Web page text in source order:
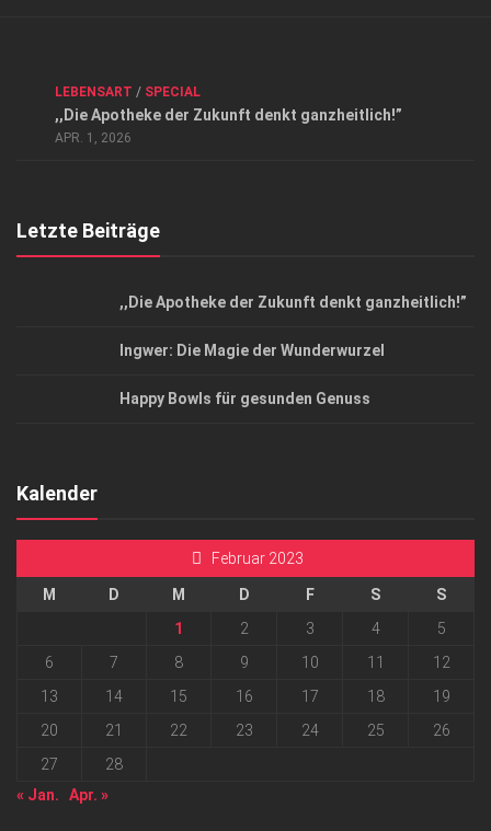
Datenschutzerklärung
Top Magazin Dresden / Ostsachsen
LEBENSART / SPECIAL
,,Die Apotheke der Zukunft denkt ganzheitlich!”
APR. 1, 2026
Letzte Beiträge
,,Die Apotheke der Zukunft denkt ganzheitlich!”
Ingwer: Die Magie der Wunderwurzel
Happy Bowls für gesunden Genuss
Kalender
Februar 2023
M D M D F S
S
1
2 3 4
5
6
7 8 9 10 11
12
13
14 15 16 17 18
19
20
21 22 23 24 25
26
27
28
« Jan.
Apr. »